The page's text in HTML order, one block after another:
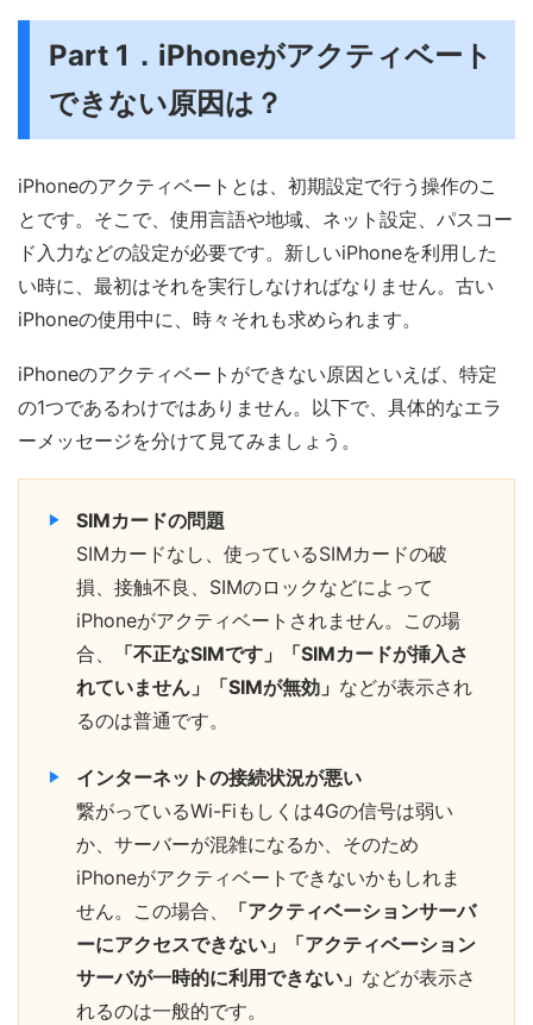
Part 1．iPhoneがアクティベート
できない原因は？
iPhoneのアクティベートとは、初期設定で行う操作のこ
とです。そこで、使用言語や地域、ネット設定、パスコー
ド入力などの設定が必要です。新しいiPhoneを利用した
い時に、最初はそれを実行しなければなりません。古い
iPhoneの使用中に、時々それも求められます。
iPhoneのアクティベートができない原因といえば、特定
の1つであるわけではありません。以下で、具体的なエラ
ーメッセージを分けて見てみましょう。
SIMカードの問題
SIMカードなし、使っているSIMカードの破
損、接触不良、SIMのロックなどによって
iPhoneがアクティベートされません。この場
合、
「不正なSIMです」「SIMカードが挿入さ
れていません」「SIMが無効」 などが表示され
るのは普通です。
インターネットの接続状況が悪い
繋がっているWi-Fiもしくは4Gの信号は弱い
か、サーバーが混雑になるか、そのため
iPhoneがアクティベートできないかもしれま
せん。この場合、
「アクティベーションサーバ
ーにアクセスできない」「アクティベーション
サーバが一時的に利用できない」 などが表示さ
れるのは一般的です。